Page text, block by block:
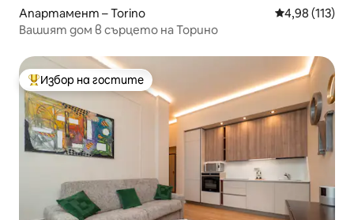
Апартамент – Torino Средна
4,98 (113)
Вашият дом в сърцето на Торино
Най-популярен избор на гостите
Избор на гостите